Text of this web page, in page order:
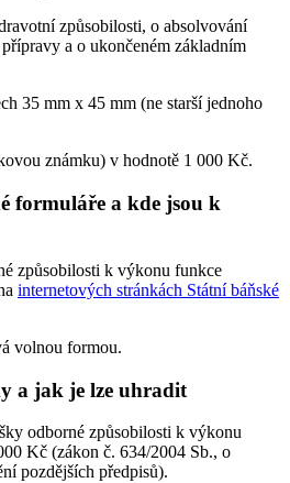
způsobilosti, o absolvování
a o ukončeném základním
35 mm x 45 mm (ne starší jednoho
známku) v hodnotě 1 000 Kč.
formuláře a kde jsou k
způsobilosti k výkonu funkce
internetových stránkách Státní báňské
volnou formou.
a jak je lze uhradit
odborné způsobilosti k výkonu
Kč (zákon č. 634/2004 Sb., o
pozdějších předpisů).